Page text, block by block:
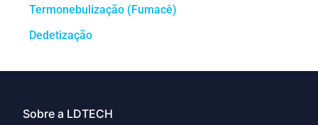
Termonebulização (Fumacê)
Dedetização
Sobre a LDTECH